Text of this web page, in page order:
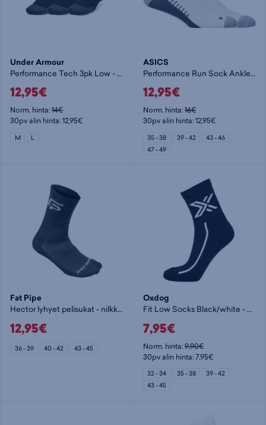
Under Armour
Performance Tech 3pk Low - nilkkasukat
12,95€
Norm. hinta:14€
30pv alin hinta: 12,95€
M L
ASICS
Performance Run Sock Ankle - nilkkasukat
12,95€
Norm. hinta:16€
30pv alin hinta: 12,95€
35 - 38 39 - 42
43 - 46
47 - 49
Fat Pipe
Hector lyhyet pelisukat - nilkkasukat
12,95€
36 - 39 40 - 42 43 - 45
Oxdog
Fit Low Socks Black/white - nilkkasukat
7,95€
Norm. hinta:9,90€
30pv alin hinta: 7,95€
32 - 34 35 - 38
39 - 42
43 - 45